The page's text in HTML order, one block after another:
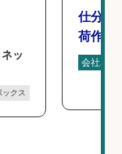
ッ
クス
仕分け
荷作業
会社名